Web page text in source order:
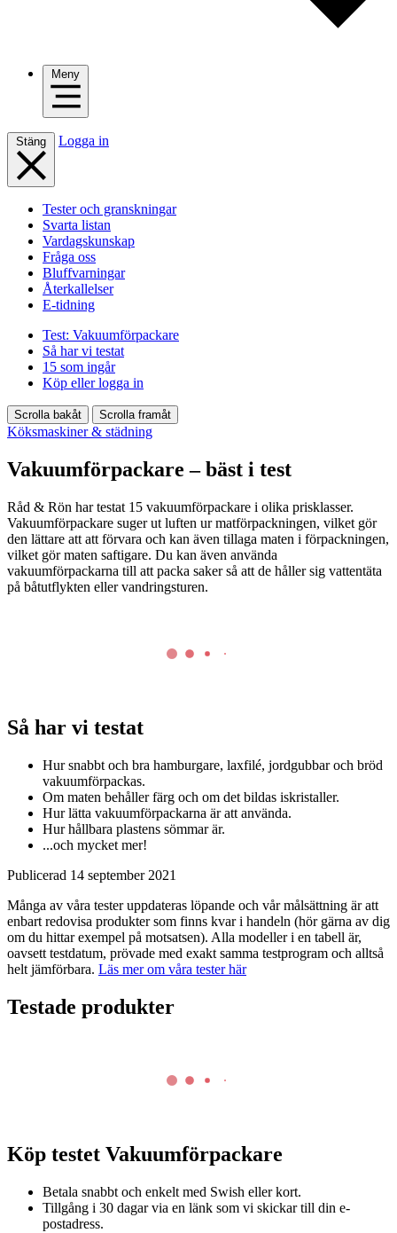
Meny
Stäng Logga in
Tester och granskningar
Svarta listan
Vardagskunskap
Fråga oss
Bluffvarningar
Återkallelser
E-tidning
Test: Vakuumförpackare
Så har vi testat
15 som ingår
Köp eller logga in
Scrolla bakåt Scrolla framåt
Köksmaskiner & städning
Vakuumförpackare – bäst i test
Råd & Rön har testat 15 vakuumförpackare i olika prisklasser.
Vakuumförpackare suger ut luften ur matförpackningen, vilket gör
den lättare att att förvara och kan även tillaga maten i förpackningen,
vilket gör maten saftigare. Du kan även använda
vakuumförpackarna till att packa saker så att de håller sig vattentäta
på båtutflykten eller vandringsturen.
Så har vi testat
Hur snabbt och bra hamburgare, laxfilé, jordgubbar och bröd
vakuumförpackas.
Om maten behåller färg och om det bildas iskristaller.
Hur lätta vakuumförpackarna är att använda.
Hur hållbara plastens sömmar är.
...och mycket mer!
Publicerad 14 september 2021
Många av våra tester uppdateras löpande och vår målsättning är att
enbart redovisa produkter som finns kvar i handeln (hör gärna av dig
om du hittar exempel på motsatsen). Alla modeller i en tabell är,
oavsett testdatum, prövade med exakt samma testprogram och alltså
helt jämförbara. Läs mer om våra tester här
Testade produkter
Köp testet Vakuumförpackare
Betala snabbt och enkelt med Swish eller kort.
Tillgång i 30 dagar via en länk som vi skickar till din e-
postadress.